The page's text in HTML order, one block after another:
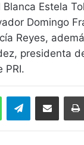
Estela
Domingo
Reyes,
presidenta
PRI.
WhatsAppTelegramCompartir vía email